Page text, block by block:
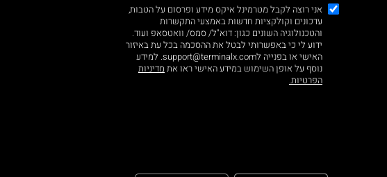
אני רוצה לקבל מטרמינל איקס מידע ופרסום על הטבות,
עדכונים וקולקציות חדשות באמצעי התקשרות
והטכנולוגיה השונים כגון: דוא"ל/ סמס/ וואטסאפ ועוד.
ידוע לי כי באפשרותי לבטל את ההסכמה בכל עת באיזור
האישי או בפנייה לsupport@terminalx.com. למידע
נוסף על אופן השימוש במידע האישי ראו את מדיניות
הפרטיות.